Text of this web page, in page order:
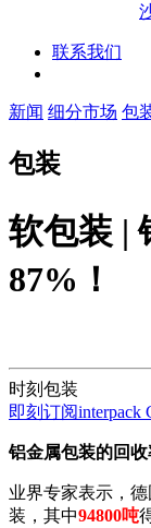
联系我们
新闻 细分市场 包
包装
软包装 |
87%！
时刻包装
即刻订阅interpack
铝金属包装的回收
业界专家表示，
装，其中94800吨